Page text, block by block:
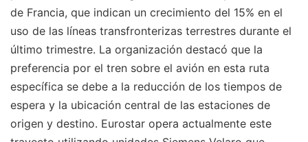
de Francia, que indican un crecimiento del 15% en el
uso de las líneas transfronterizas terrestres durante el
último trimestre. La organización destacó que la
preferencia por el tren sobre el avión en esta ruta
específica se debe a la reducción de los tiempos de
espera y la ubicación central de las estaciones de
origen y destino. Eurostar opera actualmente este